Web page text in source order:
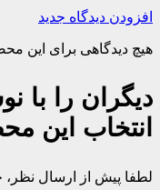
افزودن دیدگاه جدید
هیچ دیدگاهی برای این
دیگران را با
انتخاب این
لطفا پیش از ارسال نظر،